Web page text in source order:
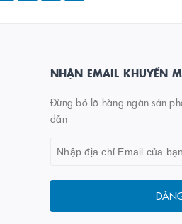
NHẬN EMAIL KHUYẾN
Đừng bỏ lỡ hàng ngàn sản
dẫn